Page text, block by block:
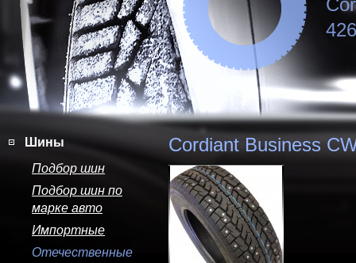
Шины
Подбор шин
Подбор шин по
марке авто
Импортные
Отечественные
Cordiant Business